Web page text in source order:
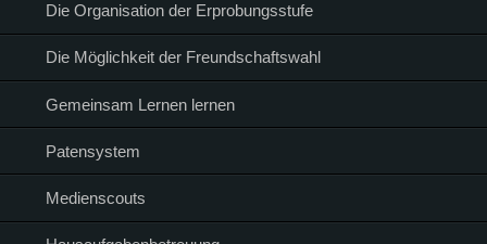
Die Organisation der Erprobungsstufe
Die Möglichkeit der Freundschaftswahl
Gemeinsam Lernen lernen
Patensystem
Medienscouts